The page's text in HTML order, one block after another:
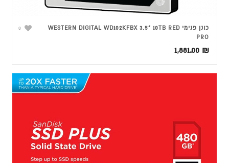
0
כונן פנימי WESTERN DIGITAL WD102KFBX 3.5" 10TB RED
PRO
1,881.00 ₪